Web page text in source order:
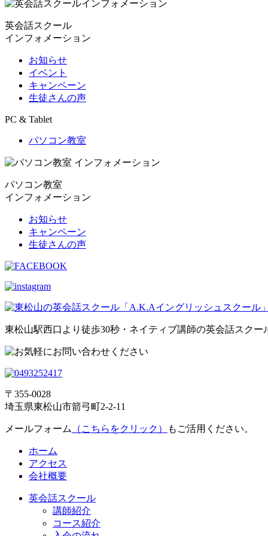
英会話スクール
インフォメーション
お知らせ
イベント
キャンペーン
生徒さんの声
PC & Tablet
パソコン教室
パソコン教室
インフォメーション
お知らせ
キャンペーン
生徒さんの声
東松山駅西口より徒歩30秒・ネイティブ講師の英会話スクー
〒355-0028
埼玉県東松山市箭弓町2-2-11
メールフォーム （こちらをクリック） もご活用ください。
ホーム
アクセス
会社概要
英会話スクール
講師紹介
コース紹介